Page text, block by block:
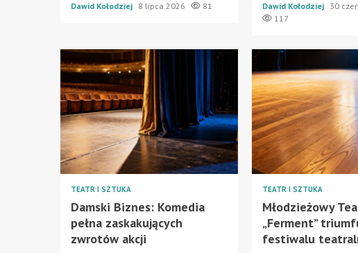
Dawid Kołodziej 8 lipca 2026 81 Dawid Kołodziej 30
117
TEATR I SZTUKA
Damski Biznes: Komedia
pełna zaskakujących
zwrotów akcji
TEATR I SZTUKA
Młodzieżowy
„Ferment”
festiwalu